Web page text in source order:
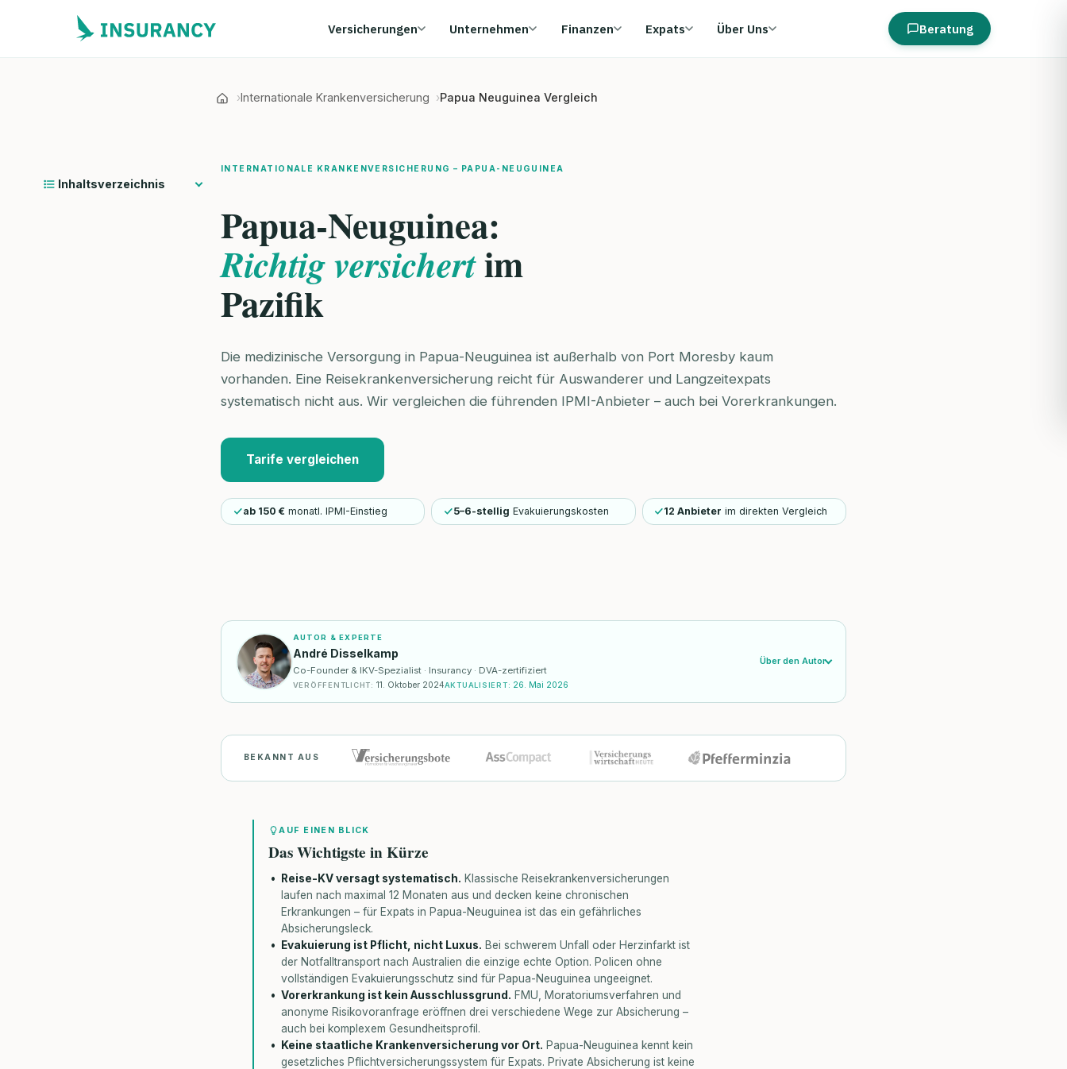
Versicherungen Unternehmen Finanzen Expats Über Uns Beratung
Internationale Krankenversicherung Papua Neuguinea Vergleich
INTERNATIONALE KRANKENVERSICHERUNG – PAPUA-NEUGUINEA
Papua-Neuguinea:
Richtig versichertim
Pazifik
Die medizinische Versorgung in Papua-Neuguinea ist außerhalb von Port Moresby kaum
vorhanden. Eine Reisekrankenversicherung reicht für Auswanderer und Langzeitexpats
systematisch nicht aus. Wir vergleichen die führenden IPMI-Anbieter – auch bei Vorerkrankungen.
Tarife vergleichen
ab 150 € monatl. IPMI-Einstieg 5–6-stellig Evakuierungskosten 12 Anbieter im direkten Vergleich
AUTOR & EXPERTE
André Disselkamp
Co-Founder & IKV-Spezialist · Insurancy · DVA-zertifiziert
VERÖFFENTLICHT: 11. Oktober 2024AKTUALISIERT: 26. Mai 2026
Über den Autor
BEKANNT AUS
Inhaltsverzeichnis
AUF EINEN BLICK
Das Wichtigste in Kürze
Reise-KV versagt systematisch. Klassische Reisekrankenversicherungen
laufen nach maximal 12 Monaten aus und decken keine chronischen
Erkrankungen – für Expats in Papua-Neuguinea ist das ein gefährliches
Absicherungsleck.
Evakuierung ist Pflicht, nicht Luxus. Bei schwerem Unfall oder Herzinfarkt ist
der Notfalltransport nach Australien die einzige echte Option. Policen ohne
vollständigen Evakuierungsschutz sind für Papua-Neuguinea ungeeignet.
Vorerkrankung ist kein Ausschlussgrund. FMU, Moratoriumsverfahren und
anonyme Risikovoranfrage eröffnen drei verschiedene Wege zur Absicherung –
auch bei komplexem Gesundheitsprofil.
Keine staatliche Krankenversicherung vor Ort. Papua-Neuguinea kennt kein
gesetzliches Pflichtversicherungssystem für Expats. Private Absicherung ist keine